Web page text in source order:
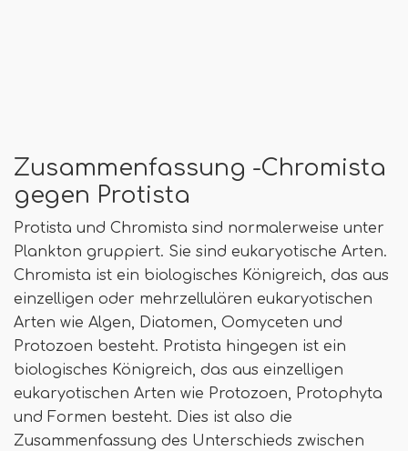
Zusammenfassung -Chromista
gegen Protista
Protista und Chromista sind normalerweise unter
Plankton gruppiert. Sie sind eukaryotische Arten.
Chromista ist ein biologisches Königreich, das aus
einzelligen oder mehrzellulären eukaryotischen
Arten wie Algen, Diatomen, Oomyceten und
Protozoen besteht. Protista hingegen ist ein
biologisches Königreich, das aus einzelligen
eukaryotischen Arten wie Protozoen, Protophyta
und Formen besteht. Dies ist also die
Zusammenfassung des Unterschieds zwischen